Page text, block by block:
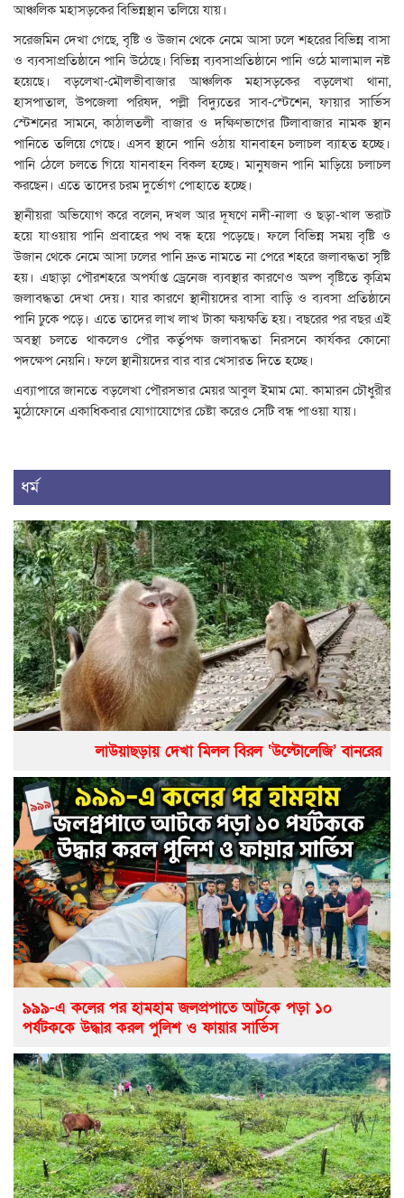
আঞ্চলিক মহাসড়কের বিভিন্নস্থান তলিয়ে যায়।
সরেজমিন দেখা গেছে, বৃষ্টি ও উজান থেকে নেমে আসা ঢলে শহরের বিভিন্ন বাসা
ও ব্যবসাপ্রতিষ্ঠানে পানি উঠেছে। বিভিন্ন ব্যবসাপ্রতিষ্ঠানে পানি ওঠে মালামাল নষ্ট
হয়েছে। বড়লেখা-মৌলভীবাজার আঞ্চলিক মহাসড়কের বড়লেখা থানা,
হাসপাতাল, উপজেলা পরিষদ, পল্লী বিদ্যুতের সাব-স্টেশেন, ফায়ার সার্ভিস
স্টেশনের সামনে, কাঠালতলী বাজার ও দক্ষিণভাগের টিলাবাজার নামক স্থান
পানিতে তলিয়ে গেছে। এসব স্থানে পানি ওঠায় যানবাহন চলাচল ব্যাহত হচ্ছে।
পানি ঠেলে চলতে গিয়ে যানবাহন বিকল হচ্ছে। মানুষজন পানি মাড়িয়ে চলাচল
করছেন। এতে তাদের চরম দুর্ভোগ পোহাতে হচ্ছে।
স্থানীয়রা অভিযোগ করে বলেন, দখল আর দূষণে নদী-নালা ও ছড়া-খাল ভরাট
হয়ে যাওয়ায় পানি প্রবাহের পথ বন্ধ হয়ে পড়েছে। ফলে বিভিন্ন সময় বৃষ্টি ও
উজান থেকে নেমে আসা ঢলের পানি দ্রুত নামতে না পেরে শহরে জলাবদ্ধতা সৃষ্টি
হয়। এছাড়া পৌরশহরে অপর্যাপ্ত ড্রেনেজ ব্যবস্থার কারণেও অল্প বৃষ্টিতে কৃত্রিম
জলাবদ্ধতা দেখা দেয়। যার কারণে স্থানীয়দের বাসা বাড়ি ও ব্যবসা প্রতিষ্ঠানে
পানি ঢুকে পড়ে। এতে তাদের লাখ লাখ টাকা ক্ষয়ক্ষতি হয়। বছরের পর বছর এই
অবস্থা চলতে থাকলেও পৌর কর্তৃপক্ষ জলাবদ্ধতা নিরসনে কার্যকর কোনো
পদক্ষেপ নেয়নি। ফলে স্থানীয়দের বার বার খেসারত দিতে হচ্ছে।
এব্যাপারে জানতে বড়লেখা পৌরসভার মেয়র আবুল ইমাম মো. কামারন চৌধুরীর
মুঠোফোনে একাধিকবার যোগাযোগের চেষ্টা করেও সেটি বন্ধ পাওয়া যায়।
ধর্ম
লাউয়াছড়ায় দেখা মিলল বিরল ‘উল্টোলেজি’ বানরের
৯৯৯-এ কলের পর হামহাম জলপ্রপাতে আটকে পড়া ১০
পর্যটককে উদ্ধার করল পুলিশ ও ফায়ার সার্ভিস